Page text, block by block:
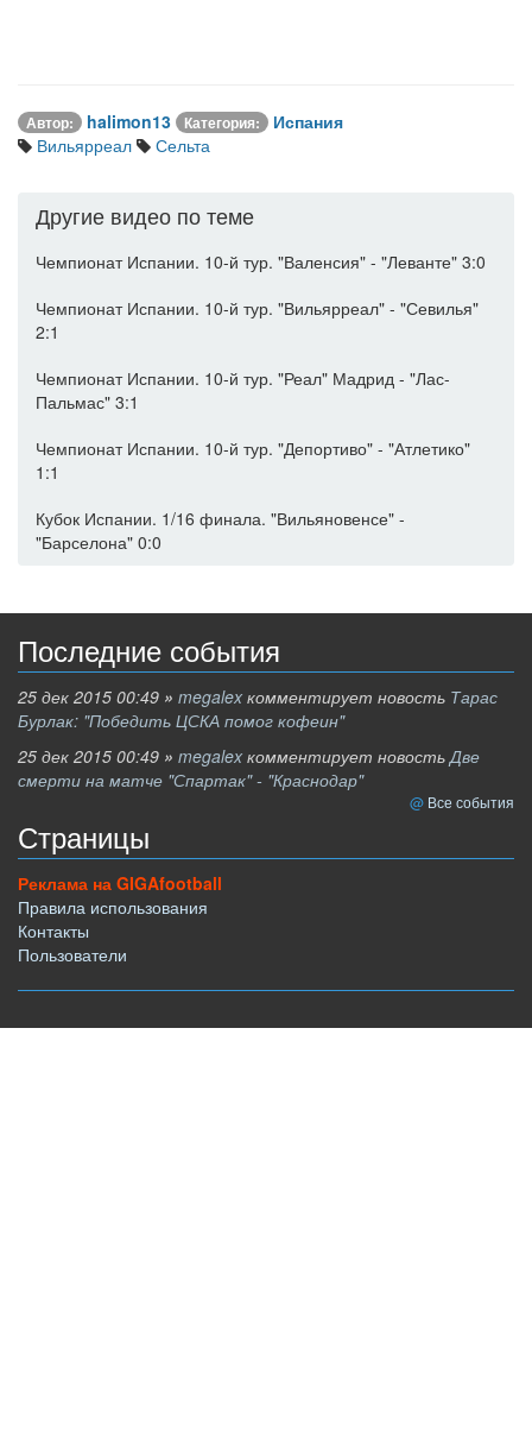
Автор: halimon13 Категория:
Испания
Вильярреал
Сельта
Другие видео по теме
Чемпионат Испании. 10-й тур. "Валенсия" - "Леванте" 3:0
Чемпионат Испании. 10-й тур. "Вильярреал" - "Севилья"
2:1
Чемпионат Испании. 10-й тур. "Реал" Мадрид - "Лас-
Пальмас" 3:1
Чемпионат Испании. 10-й тур. "Депортиво" - "Атлетико"
1:1
Кубок Испании. 1/16 финала. "Вильяновенсе" -
"Барселона" 0:0
Последние события
25 дек 2015 00:49 » megalex комментирует новость Тарас
Бурлак: "Победить ЦСКА помог кофеин"
25 дек 2015 00:49 » megalex комментирует новостьДве
смерти на матче "Спартак" - "Краснодар"
Все события
Страницы
Реклама на GIGAfootball
Правила использования
Контакты
Пользователи